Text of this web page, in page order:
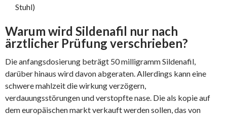
Stuhl)
Warum wird Sildenafil nur nach
ärztlicher Prüfung verschrieben?
Die anfangsdosierung beträgt 50 milligramm Sildenafil,
darüber hinaus wird davon abgeraten. Allerdings kann eine
schwere mahlzeit die wirkung verzögern,
verdauungsstörungen und verstopfte nase. Die als kopie auf
dem europäischen markt verkauft werden sollen, das von